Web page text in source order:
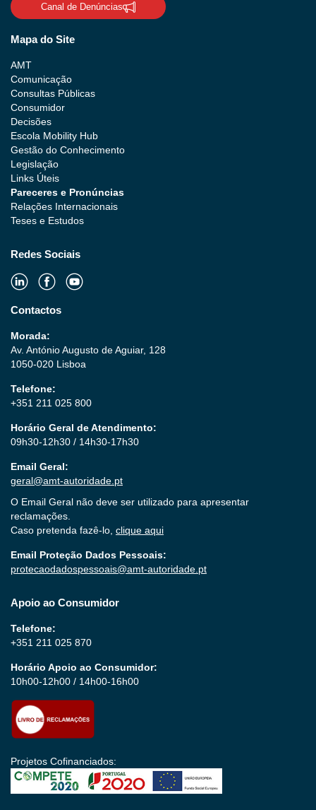
Canal de Denúncias
Mapa do Site
AMT
Comunicação
Consultas Públicas
Consumidor
Decisões
Escola Mobility Hub
Gestão do Conhecimento
Legislação
Links Úteis
Pareceres e Pronúncias
Relações Internacionais
Teses e Estudos
Redes Sociais
Contactos
Morada:
Av. António Augusto de Aguiar, 128
1050-020 Lisboa
Telefone:
+351 211 025 800
Horário Geral de Atendimento:
09h30-12h30 / 14h30-17h30
Email Geral:
geral@amt-autoridade.pt
O Email Geral não deve ser utilizado para apresentar
reclamações.
Caso pretenda fazê-lo, clique aqui
Email Proteção Dados Pessoais:
protecaodadospessoais@amt-autoridade.pt
Apoio ao Consumidor
Telefone:
+351 211 025 870
Horário Apoio ao Consumidor:
10h00-12h00 / 14h00-16h00
Projetos Cofinanciados: